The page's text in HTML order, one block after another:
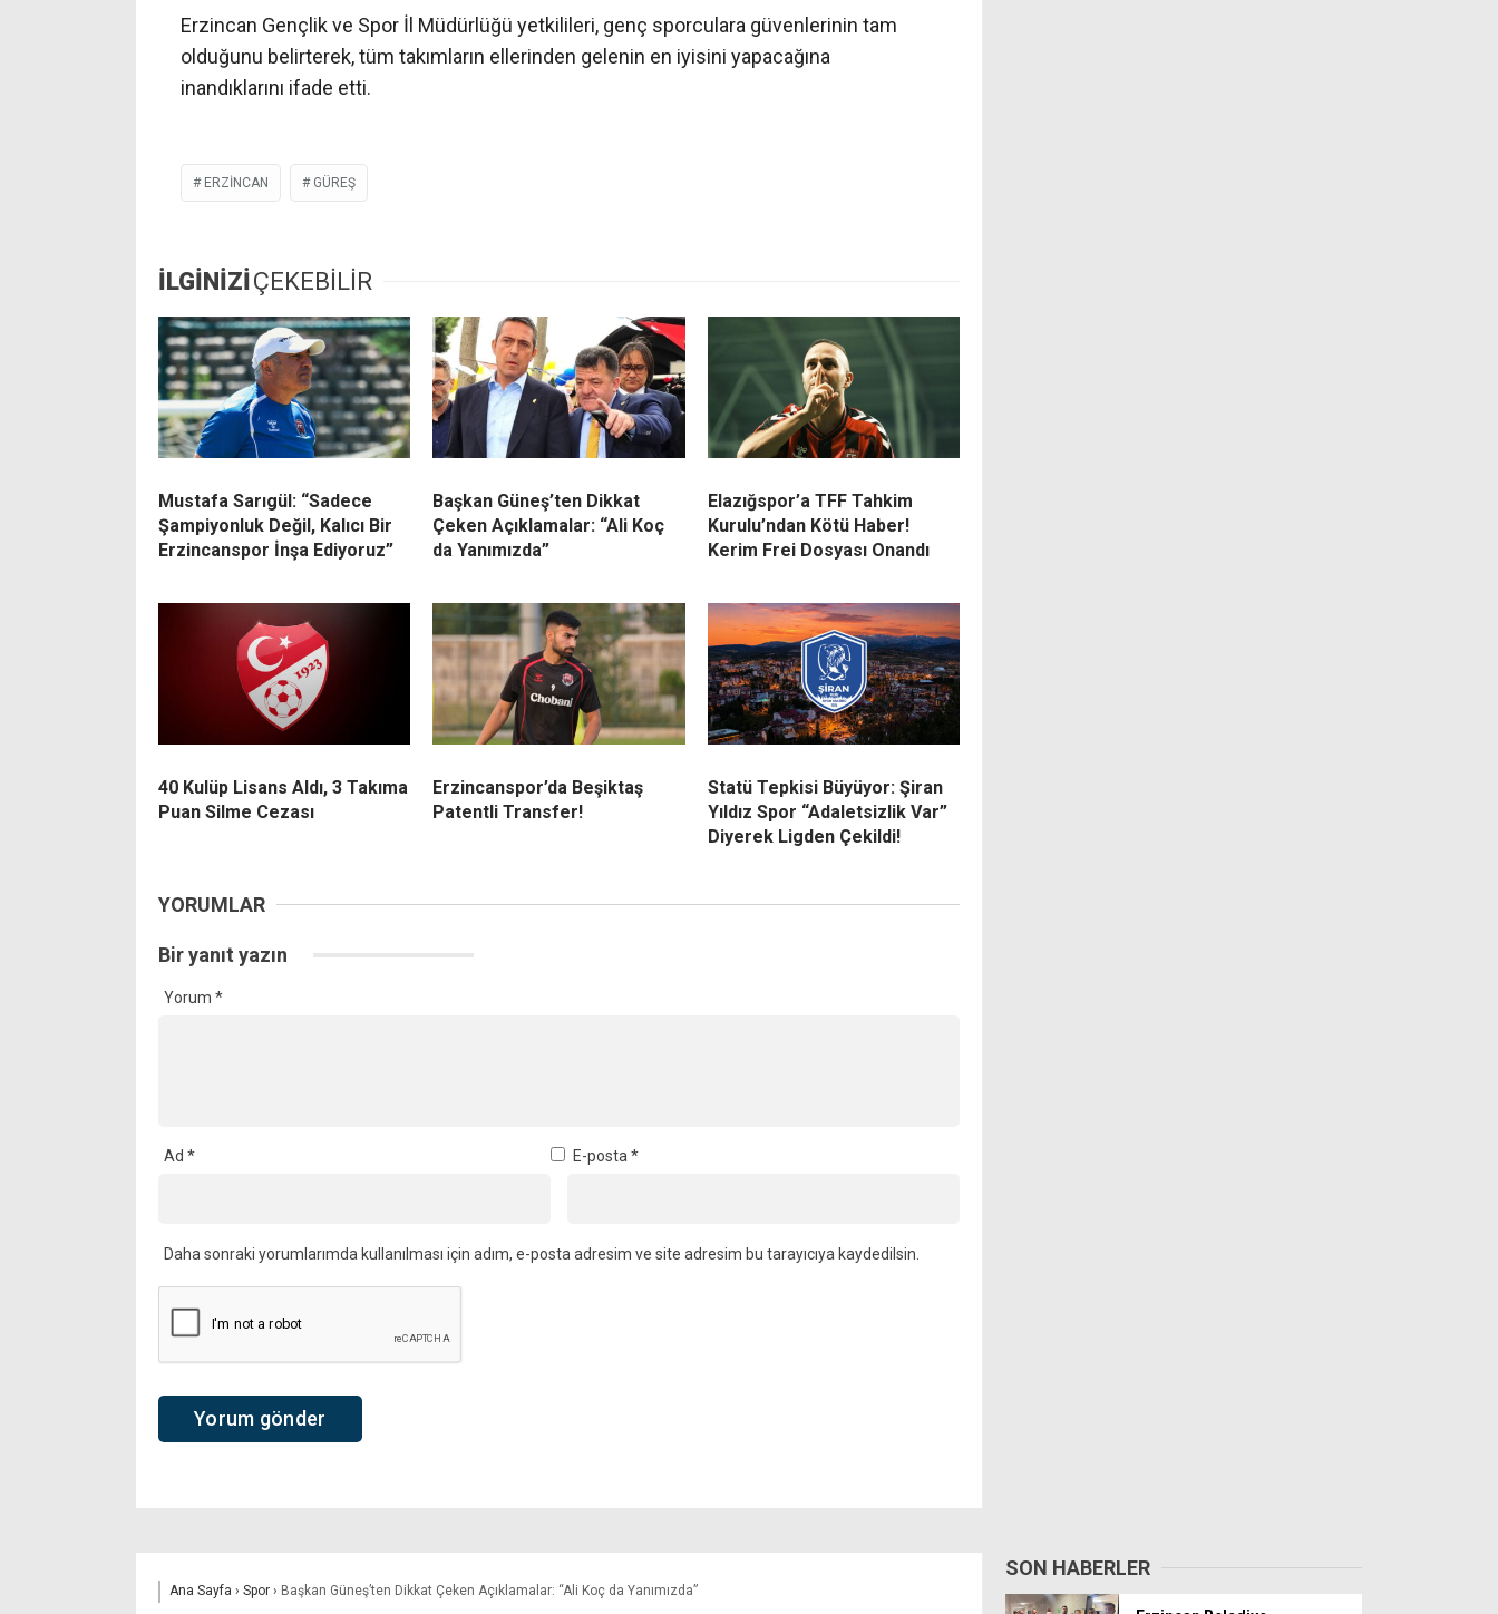
Erzincan Gençlik ve Spor İl Müdürlüğü yetkilileri, genç sporculara güvenlerinin tam
olduğunu belirterek, tüm takımların ellerinden gelenin en iyisini yapacağına
inandıklarını ifade etti.
ERZINCAN GÜREŞ
İLGİNİZİÇEKEBİLİR
Mustafa Sarıgül: “Sadece
Şampiyonluk Değil, Kalıcı Bir
Erzincanspor İnşa Ediyoruz”
Başkan Güneş’ten Dikkat
Çeken Açıklamalar: “Ali Koç
da Yanımızda”
Elazığspor’a TFF Tahkim
Kurulu’ndan Kötü Haber!
Kerim Frei Dosyası Onandı
40 Kulüp Lisans Aldı, 3 Takıma
Puan Silme Cezası
Erzincanspor’da Beşiktaş
Patentli Transfer!
Statü Tepkisi Büyüyor: Şiran
Yıldız Spor “Adaletsizlik Var”
Diyerek Ligden Çekildi!
YORUMLAR
Bir yanıt yazın
Yorum *
Ad * E-posta*
Daha sonraki yorumlarımda kullanılması için adım, e-posta adresim ve site adresim bu tarayıcıya kaydedilsin.
Ana Sayfa › Spor › Başkan Güneş’ten Dikkat Çeken Açıklamalar: “Ali Koç da Yanımızda”
SON HABERLER